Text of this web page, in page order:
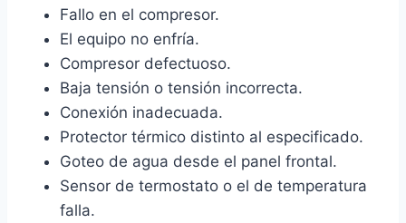
Fallo en el compresor.
El equipo no enfría.
Compresor defectuoso.
Baja tensión o tensión incorrecta.
Conexión inadecuada.
Protector térmico distinto al especificado.
Goteo de agua desde el panel frontal.
Sensor de termostato o el de temperatura
falla.